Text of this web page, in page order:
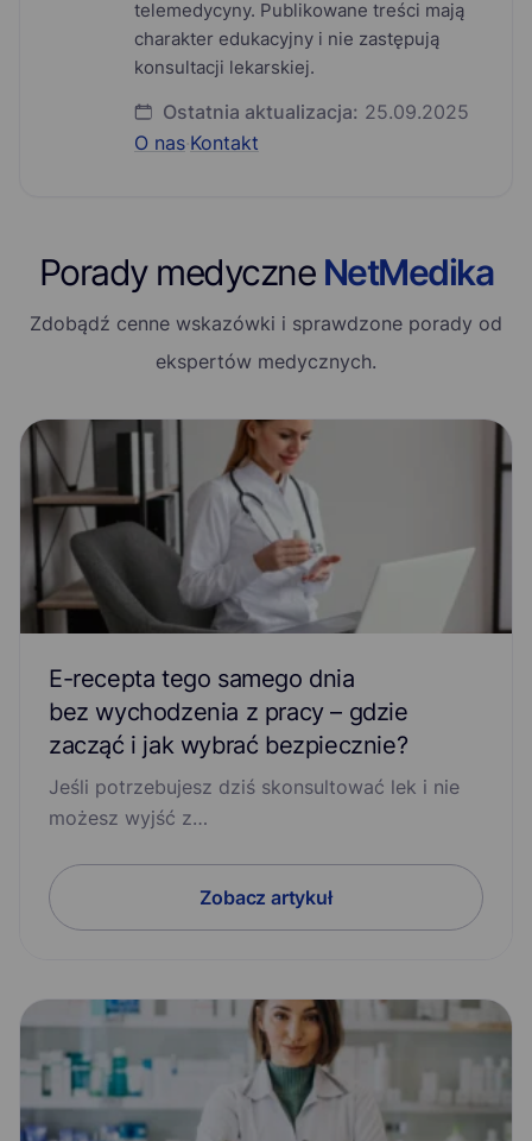
telemedycyny. Publikowane treści mają
charakter edukacyjny i nie zastępują
konsultacji lekarskiej.
Ostatnia aktualizacja: 25.09.2025
O nas·Kontakt
Porady medyczne NetMedika
Zdobądź cenne wskazówki i sprawdzone porady od
ekspertów medycznych.
E-recepta tego samego dnia
bez wychodzenia z pracy – gdzie
zacząć i jak wybrać bezpiecznie?
Jeśli potrzebujesz dziś skonsultować lek i nie
możesz wyjść z…
Zobacz artykuł